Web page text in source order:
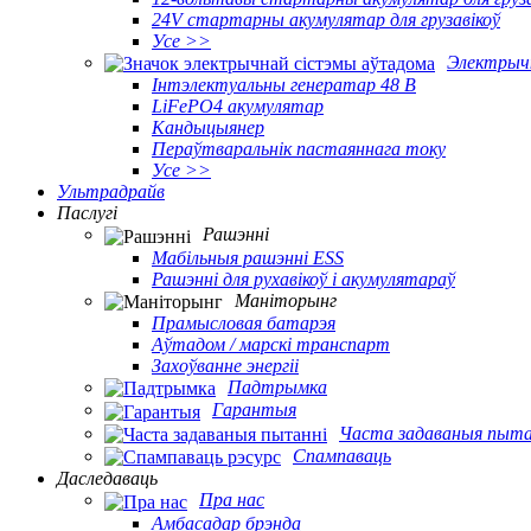
24V стартарны акумулятар для грузавікоў
Усе >>
Інтэлектуальны генератар 48 В
LiFePO4 акумулятар
Кандыцыянер
Пераўтваральнік пастаяннага току
Усе >>
Ультрадрайв
Паслугі
Рашэнні
Мабільныя рашэнні ESS
Рашэнні для рухавікоў і акумулятараў
Маніторынг
Прамысловая батарэя
Аўтадом / марскі транспарт
Захоўванне энергіі
Падтрымка
Гарантыя
Часта задаваныя
Спампаваць
Даследаваць
Пра нас
Амбасадар брэнда